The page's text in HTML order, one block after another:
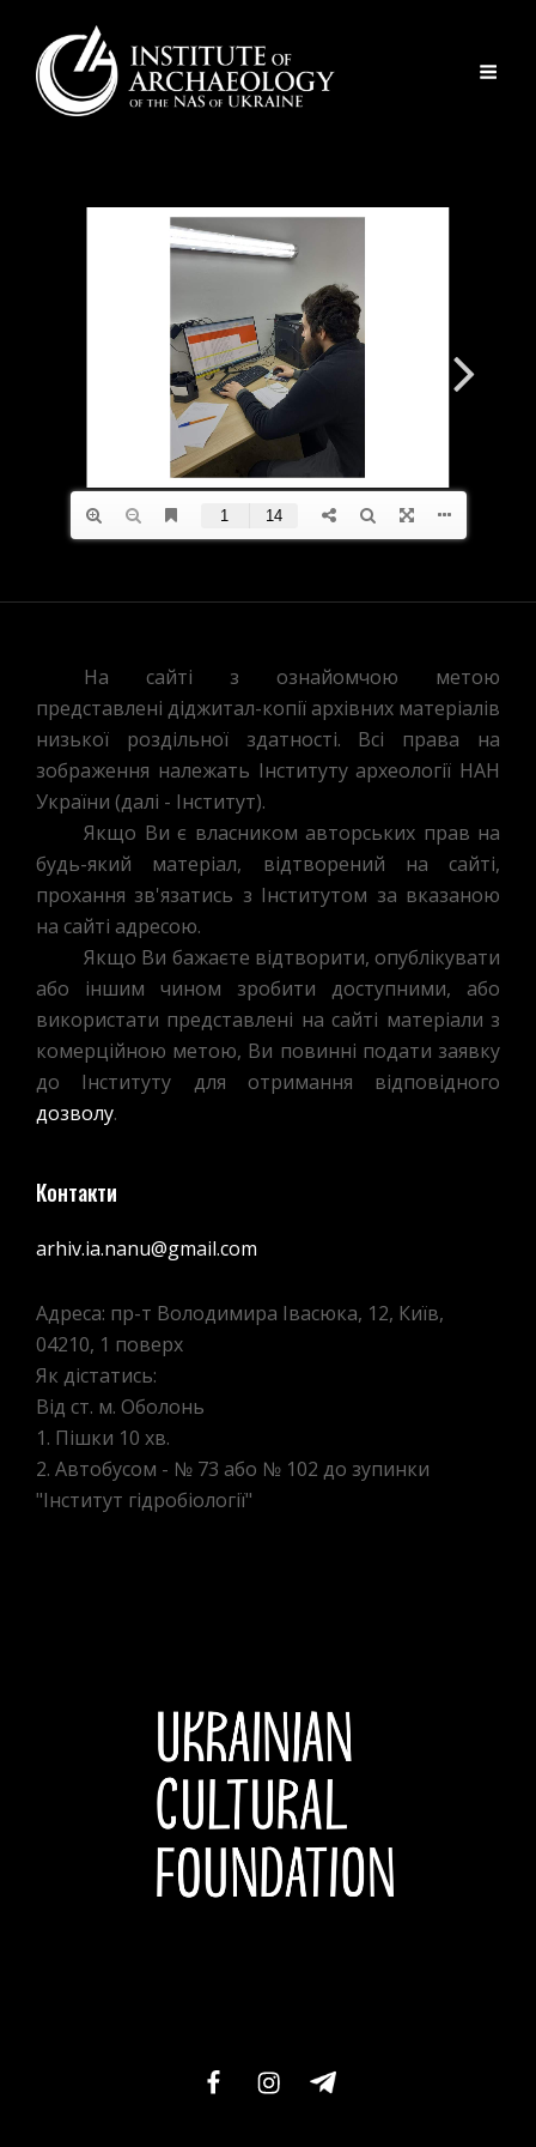
На сайті з ознайомчою метою
представлені діджитал-копії архівних матеріалів
низької роздільної здатності. Всі права на
зображення належать Інституту археології НАН
України (далі - Інститут).
Якщо Ви є власником авторських прав на
будь-який матеріал, відтворений на сайті,
прохання зв'язатись з Інститутом за вказаною
на сайті адресою.
Якщо Ви бажаєте відтворити, опублікувати
або іншим чином зробити доступними, або
використати представлені на сайті матеріали з
комерційною метою, Ви повинні подати заявку
до Інституту для отримання відповідного
дозволу.
Контакти
arhiv.ia.nanu@gmail.com
Адреса: пр-т Володимира Івасюка, 12, Київ,
04210, 1 поверх
Як дістатись:
Від ст. м. Оболонь
1. Пішки 10 хв.
2. Автобусом - № 73 або № 102 до зупинки
"Інститут гідробіології"
facebookinstagramtelegram-